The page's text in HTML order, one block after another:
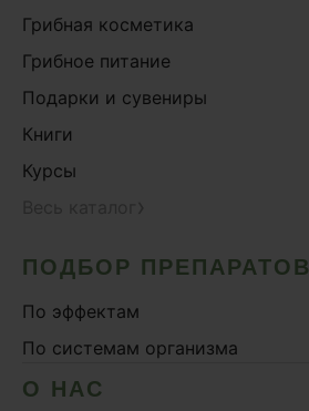
Грибная косметика
Грибное питание
Подарки и сувениры
Книги
Курсы
ПОДБОР ПРЕПАРАТОВ
По эффектам
По системам организма
О НАС